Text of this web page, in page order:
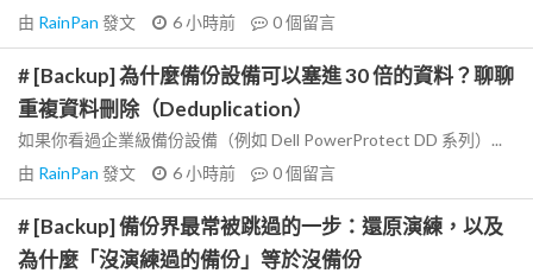
由 RainPan 發文 6 小時前 0個留言
# [Backup] 為什麼備份設備可以塞進 30 倍的資料？聊聊
重複資料刪除（Deduplication）
如果你看過企業級備份設備（例如 Dell PowerProtect DD 系列）...
由 RainPan 發文 6 小時前 0個留言
# [Backup] 備份界最常被跳過的一步：還原演練，以及
為什麼「沒演練過的備份」等於沒備份